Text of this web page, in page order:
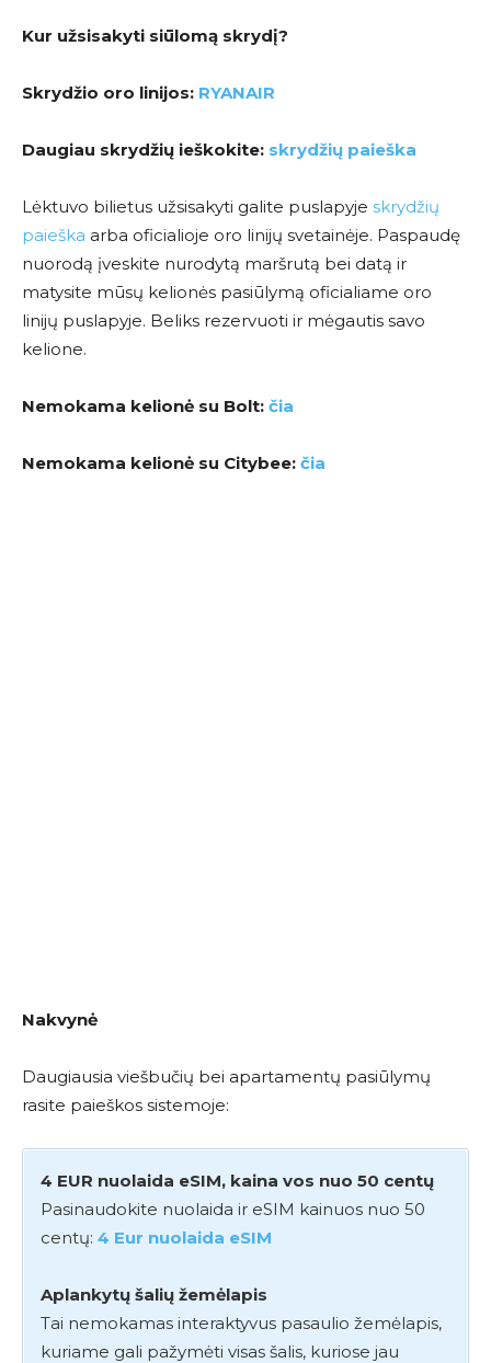
Kur užsisakyti siūlomą skrydį?
Skrydžio oro linijos: RYANAIR
Daugiau skrydžių ieškokite: skrydžių paieška
Lėktuvo bilietus užsisakyti galite puslapyje skrydžių
paieška arba oficialioje oro linijų svetainėje. Paspaudę
nuorodą įveskite nurodytą maršrutą bei datą ir
matysite mūsų kelionės pasiūlymą oficialiame oro
linijų puslapyje. Beliks rezervuoti ir mėgautis savo
kelione.
Nemokama kelionė su Bolt: čia
Nemokama kelionė su Citybee: čia
Nakvynė
Daugiausia viešbučių bei apartamentų pasiūlymų
rasite paieškos sistemoje:
4 EUR nuolaida eSIM, kaina vos nuo 50 centų
Pasinaudokite nuolaida ir eSIM kainuos nuo 50
centų: 4 Eur nuolaida eSIM
Aplankytų šalių žemėlapis
Tai nemokamas interaktyvus pasaulio žemėlapis,
kuriame gali pažymėti visas šalis, kuriose jau